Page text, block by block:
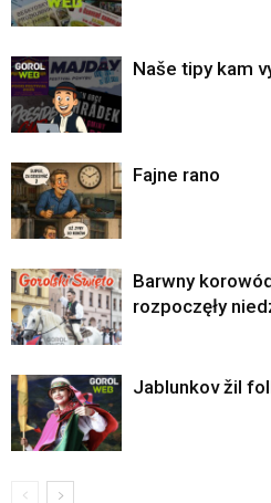
Naše tipy kam
Fajne rano
Barwny
rozpoczęły
Jablunkov žil